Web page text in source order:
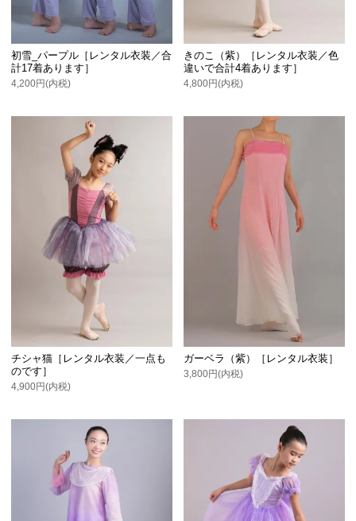
初雪_パープル［レンタル衣装／合
計17着あります］
4,200円(内税)
きのこ（紫）［レンタル衣装／色
違いで合計4着あります］
4,800円(内税)
チシャ猫［レンタル衣装／一点も
のです］
4,900円(内税)
ガーベラ（紫）［レンタル衣装］
3,800円(内税)